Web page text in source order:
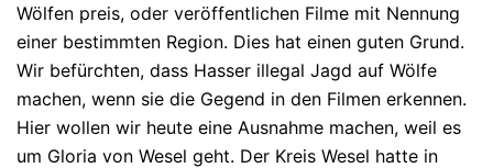
Wölfen preis, oder veröffentlichen Filme mit Nennung
einer bestimmten Region. Dies hat einen guten Grund.
Wir befürchten, dass Hasser illegal Jagd auf Wölfe
machen, wenn sie die Gegend in den Filmen erkennen.
Hier wollen wir heute eine Ausnahme machen, weil es
um Gloria von Wesel geht. Der Kreis Wesel hatte in